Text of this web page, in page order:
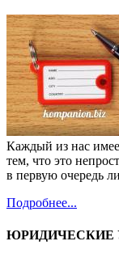
Каждый из нас
тем, что это
в первую очередь
Подробнее...
ЮРИДИЧЕСКИЕ